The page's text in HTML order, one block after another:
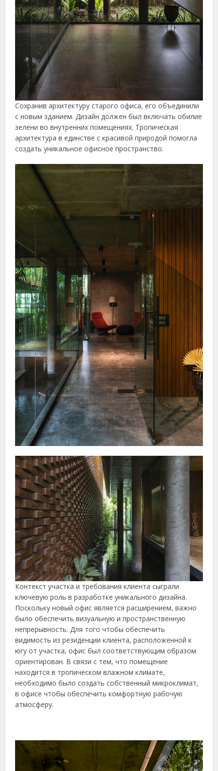
Сохранив архитектуру старого офиса, его объединили
с новым зданием. Дизайн должен был включать обилие
зелени во внутренних помещениях. Тропическая
архитектура в единстве с красивой природой помогла
создать уникальное офисное пространство.
Контекст участка и требования клиента сыграли
ключевую роль в разработке уникального дизайна.
Поскольку новый офис является расширением, важно
было обеспечить визуальную и пространственную
непрерывность. Для того чтобы обеспечить
видимость из резиденции клиента, расположенной к
югу от участка, офис был соответствующим образом
ориентирован. В связи с тем, что помещение
находится в тропическом влажном климате,
необходимо было создать собственный микроклимат,
в офисе чтобы обеспечить комфортную рабочую
атмосферу.